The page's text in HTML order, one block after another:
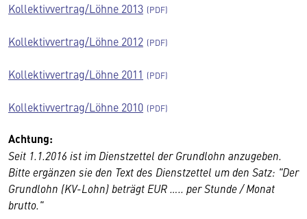
Kollektivvertrag/Löhne 2013
Kollektivvertrag/Löhne 2012
Kollektivvertrag/Löhne 2011
Kollektivvertrag/Löhne 2010
Achtung:
Seit 1.1.2016 ist im Dienstzettel der Grundlohn anzugeben.
Bitte ergänzen sie den Text des Dienstzettel um den Satz: "Der
Grundlohn (KV-Lohn) beträgt EUR ….. per Stunde / Monat
brutto."